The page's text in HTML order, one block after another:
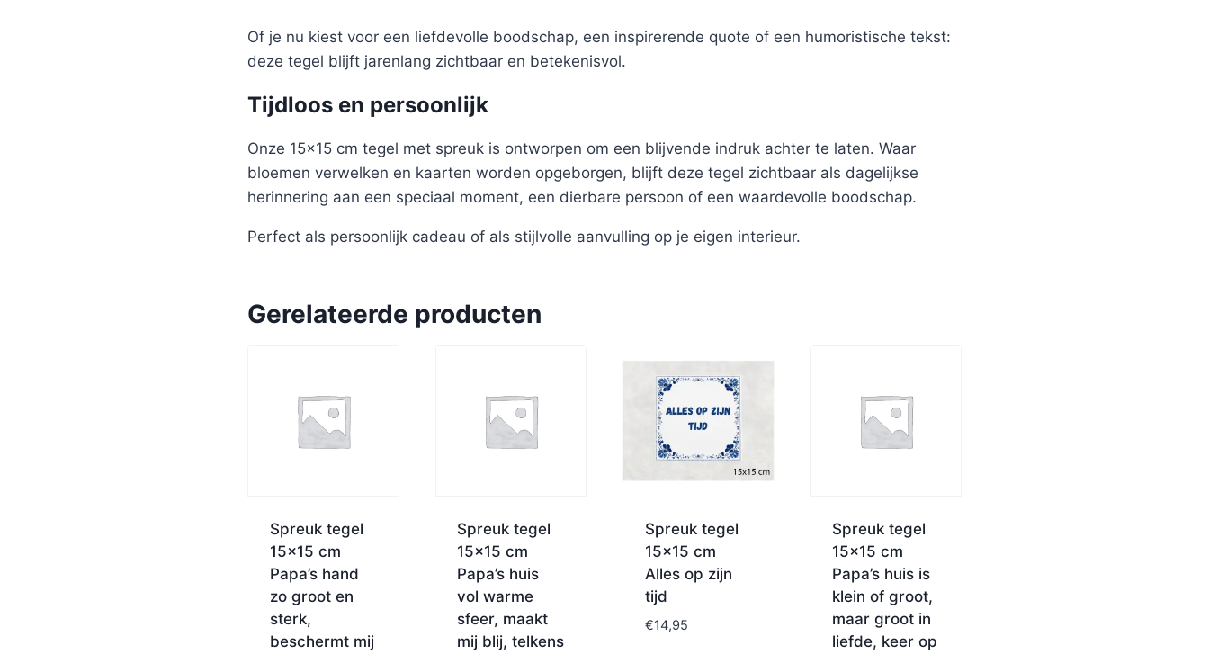
Of je nu kiest voor een liefdevolle boodschap, een inspirerende quote of een humoristische tekst:
deze tegel blijft jarenlang zichtbaar en betekenisvol.
Tijdloos en persoonlijk
Onze 15×15 cm tegel met spreuk is ontworpen om een blijvende indruk achter te laten. Waar
bloemen verwelken en kaarten worden opgeborgen, blijft deze tegel zichtbaar als dagelijkse
herinnering aan een speciaal moment, een dierbare persoon of een waardevolle boodschap.
Perfect als persoonlijk cadeau of als stijlvolle aanvulling op je eigen interieur.
Gerelateerde producten
Spreuk tegel
15×15 cm
Papa’s hand
zo groot en
sterk,
beschermt mij
Spreuk tegel
15×15 cm
Papa’s huis
vol warme
sfeer, maakt
mij blij, telkens
Spreuk tegel
15×15 cm
Alles op zijn
tijd
€14,95
Spreuk tegel
15×15 cm
Papa’s huis is
klein of groot,
maar groot in
liefde, keer op